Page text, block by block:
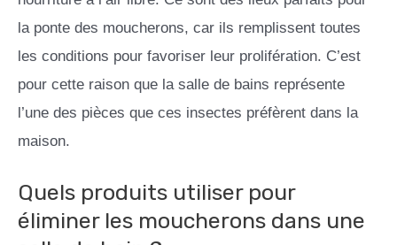
la ponte des moucherons, car ils remplissent toutes
les conditions pour favoriser leur prolifération. C’est
pour cette raison que la salle de bains représente
l’une des pièces que ces insectes préfèrent dans la
maison.
Quels produits utiliser pour
éliminer les moucherons dans une